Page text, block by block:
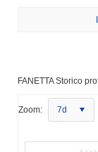
FANETTA Storico
Zoom: 7d